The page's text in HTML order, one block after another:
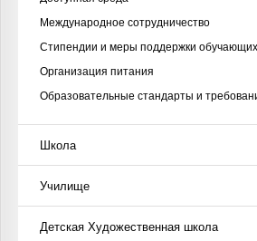
Международное сотрудничество
Стипендии и меры поддержки
Организация питания
Образовательные стандарты и
Школа
Училище
Детская Художественная школа